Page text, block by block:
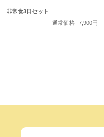
非常食3日セット
通常価格
7,900円